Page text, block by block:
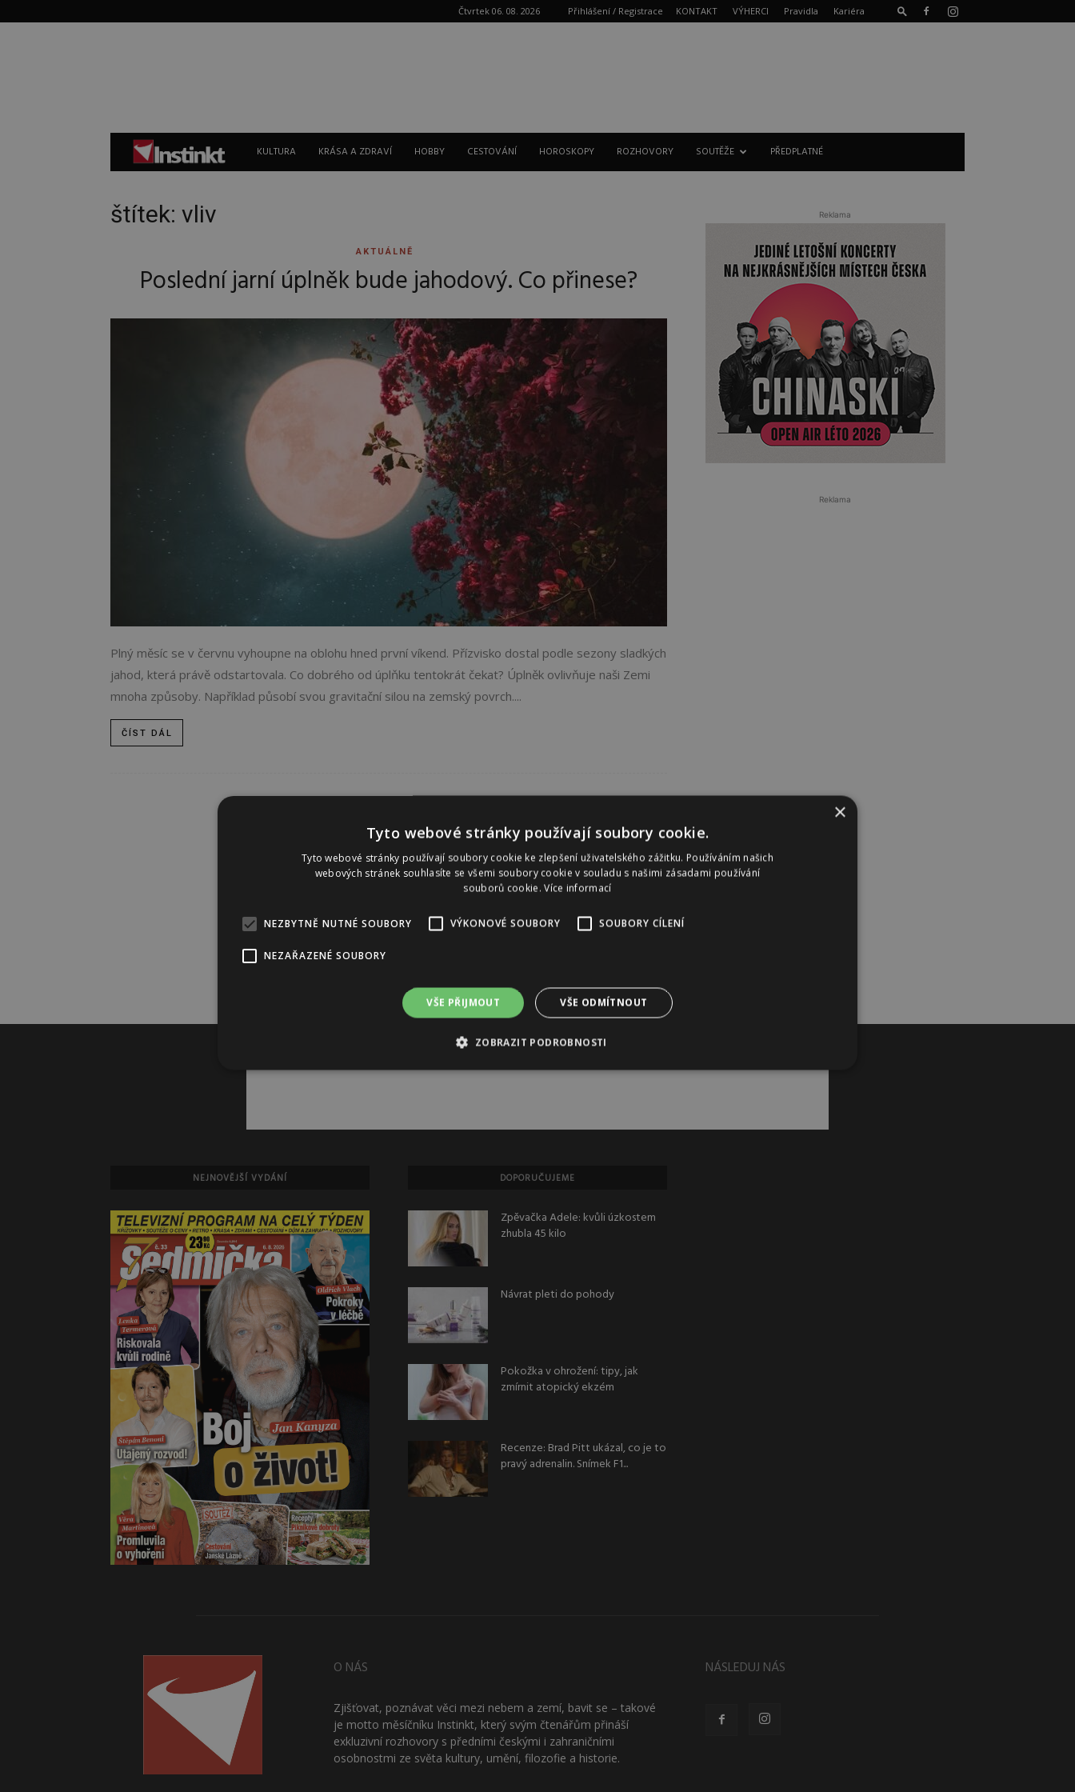
Čtvrtek 06. 08. 2026 Přihlášení / Registrace KONTAKT VÝHERCI Pravidla Kariéra
Instinkt
KULTURA KRÁSA A ZDRAVÍ HOBBY CESTOVÁNÍ HOROSKOPY ROZHOVORY SOUTĚŽE PŘEDPLATNÉ
štítek: vliv
AKTUÁLNĚ
Poslední jarní úplněk bude jahodový. Co přinese?
Plný měsíc se v červnu vyhoupne na oblohu hned první víkend. Přízvisko dostal podle sezony sladkých
jahod, která právě odstartovala. Co dobrého od úplňku tentokrát čekat? Úplněk ovlivňuje naši Zemi
mnoha způsoby. Například působí svou gravitační silou na zemský povrch....
ČÍST DÁL
Reklama
Reklama
Reklama
NEJNOVĚJŠÍ VYDÁNÍ DOPORUČUJEME
Zpěvačka Adele: kvůli úzkostem
zhubla 45 kilo
Návrat pleti do pohody
Pokožka v ohrožení: tipy, jak
zmírnit atopický ekzém
Recenze: Brad Pitt ukázal, co je to
pravý adrenalin. Snímek F1...
O NÁS
Zjišťovat, poznávat věci mezi nebem a zemí, bavit se – takové
je motto měsíčníku Instinkt, který svým čtenářům přináší
exkluzivní rozhovory s předními českými i zahraničními
osobnostmi ze světa kultury, umění, filozofie a historie.
NÁSLEDUJ NÁS
×
Tyto webové stránky používají soubory cookie.
Tyto webové stránky používají soubory cookie ke zlepšení uživatelského zážitku. Používáním našich
webových stránek souhlasíte se všemi soubory cookie v souladu s našimi zásadami používání
souborů cookie.Více informací
NEZBYTNĚ NUTNÉ SOUBORY VÝKONOVÉ SOUBORY SOUBORY CÍLENÍ
NEZAŘAZENÉ SOUBORY
VŠE PŘIJMOUT VŠE ODMÍTNOUT
ZOBRAZIT PODROBNOSTI